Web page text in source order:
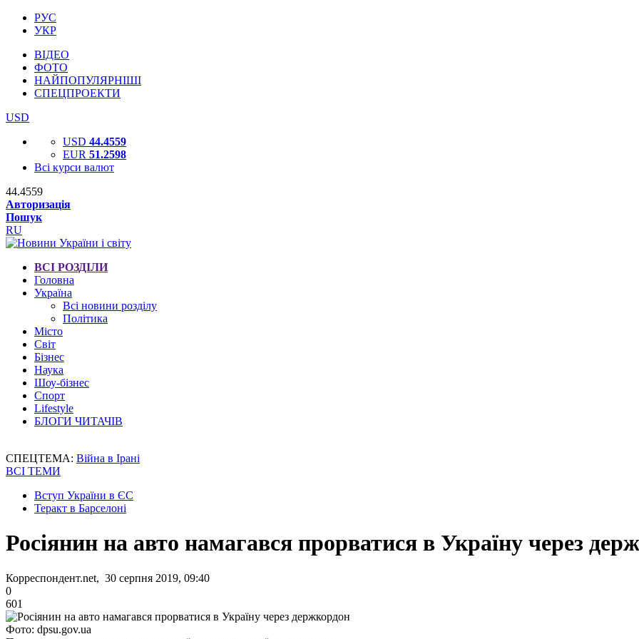
РУС
УКР
ВІДЕО
ФОТО
НАЙПОПУЛЯРНІШІ
СПЕЦПРОЕКТИ
USD
USD 44.4559
EUR 51.2598
Всі курси валют
44.4559
Авторизація
Пошук
RU
ВСІ РОЗДІЛИ
Головна
Україна
Всі новини розділу
Політика
Місто
Світ
Бізнес
Наука
Шоу-бізнес
Спорт
Lifestyle
БЛОГИ ЧИТАЧІВ
СПЕЦТЕМА: Війна в Ірані
ВСІ ТЕМИ
Вступ України в ЄС
Теракт в Барселоні
Росіянин на авто намагався прорватися в Україну через
Корреспондент.net, 30 серпня 2019, 09:40
0
601
Фото: dpsu.gov.ua